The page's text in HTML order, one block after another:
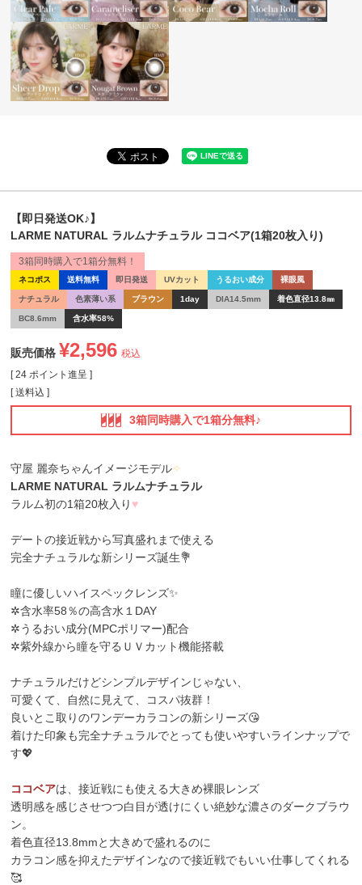
【即日発送OK♪】
LARME NATURAL ラルムナチュラル ココベア(1箱20枚入り)
ネコポス 送料無料 即日発送 UVカット うるおい成分 裸眼風
ナチュラル 色素薄い系 ブラウン 1day DIA14.5mm 着色直径13.8㎜
BC8.6mm 含水率58%
3箱同時購入で1箱分無料！
販売価格 ¥2,596 税込
[ 24 ポイント進呈 ]
送料込
3箱同時購入で1箱分無料♪
守屋 麗奈ちゃんイメージモデル✧
LARME NATURAL ラルムナチュラル
ラルム初の1箱20枚入り ♥
デートの接近戦から写真盛れまで使える
完全ナチュラルな新シリーズ誕生💐
瞳に優しいハイスペックレンズ✨
✲含水率58％の高含水１DAY
✲うるおい成分(MPCポリマー)配合
✲紫外線から瞳を守るＵＶカット機能搭載
ナチュラルだけどシンプルデザインじゃない、
可愛くて、自然に見えて、コスパ抜群！
良いとこ取りのワンデーカラコンの新シリーズ😘
着けた印象も完全ナチュラルでとっても使いやすいラインナップで
す💖
ココベアは、接近戦にも使える大きめ裸眼レンズ
透明感を感じさせつつ白目が透けにくい絶妙な濃さのダークブラウ
ン。
着色直径13.8mmと大きめで盛れるのに
カラコン感を抑えたデザインなので接近戦でもいい仕事してくれる
🥰